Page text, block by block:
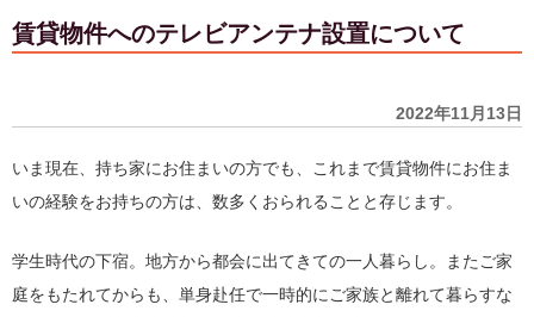
賃貸物件へのテレビアンテナ設置について
2022年11月13日
いま現在、持ち家にお住まいの方でも、これまで賃貸物件にお住ま
いの経験をお持ちの方は、数多くおられることと存じます。
学生時代の下宿。地方から都会に出てきての一人暮らし。またご家
庭をもたれてからも、単身赴任で一時的にご家族と離れて暮らすな